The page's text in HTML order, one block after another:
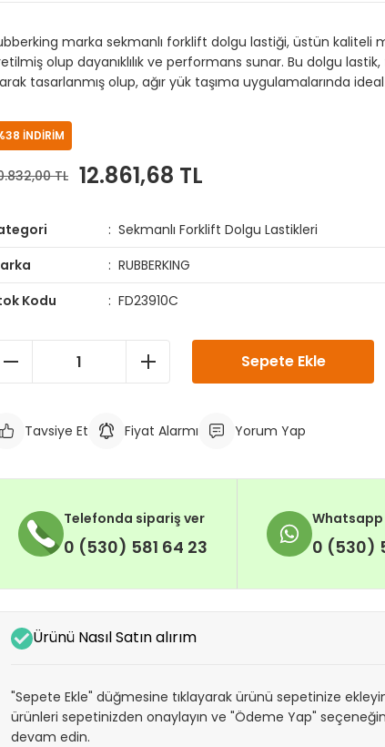
marka sekmanlı forklift dolgu lastiği, üstün kaliteli
olup dayanıklılık ve performans sunar. Bu dolgu
tasarlanmış olup, ağır yük taşıma uygulamalarında
İNDİRİM
TL 12.861,68 TL
Sekmanlı Forklift Dolgu Lastikleri
RUBBERKING
Kodu
FD23910C
Sepete Ekle
Tavsiye Et Fiyat Alarmı Yorum Yap
Telefonda sipariş ver
0 (530) 581 64 23
Whatsapp
0 (530)
Ürünü Nasıl Satın alırım
"Sepete Ekle" düğmesine tıklayarak ürünü sepetinize
ürünleri sepetinizden onaylayın ve "Ödeme Yap"
devam edin.